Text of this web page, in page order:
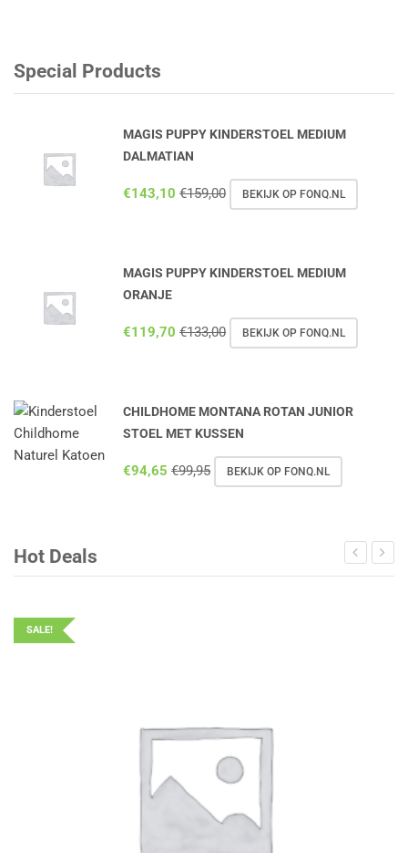
Special Products
MAGIS PUPPY KINDERSTOEL MEDIUM
DALMATIAN
€143,10 €159,00 BEKIJK OP FONQ.NL
MAGIS PUPPY KINDERSTOEL MEDIUM
ORANJE
€119,70 €133,00 BEKIJK OP FONQ.NL
CHILDHOME MONTANA ROTAN JUNIOR
STOEL MET KUSSEN
€94,65 €99,95 BEKIJK OP FONQ.NL
Hot Deals
SALE!